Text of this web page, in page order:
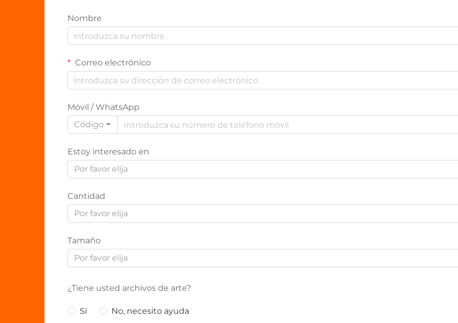
Nombre
Correo electrónico
Móvil / WhatsApp
Código
Estoy interesado en
Por favor elija
Cantidad
Por favor elija
Tamaño
Por favor elija
¿Tiene usted archivos de arte?
Sí No, necesito ayuda